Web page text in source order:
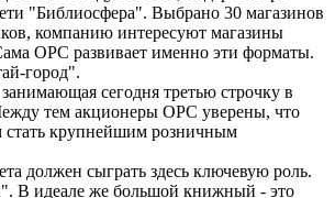
"Библиосфера". Выбрано 30 магазинов
компанию интересуют магазины
ОРС развивает именно эти форматы.
город".
сегодня третью строчку в
тем акционеры ОРС уверены, что
стать крупнейшим розничным
должен сыграть здесь ключевую роль.
В идеале же большой книжный - это